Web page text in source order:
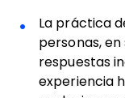
La práctica
personas,
respuestas
experiencia